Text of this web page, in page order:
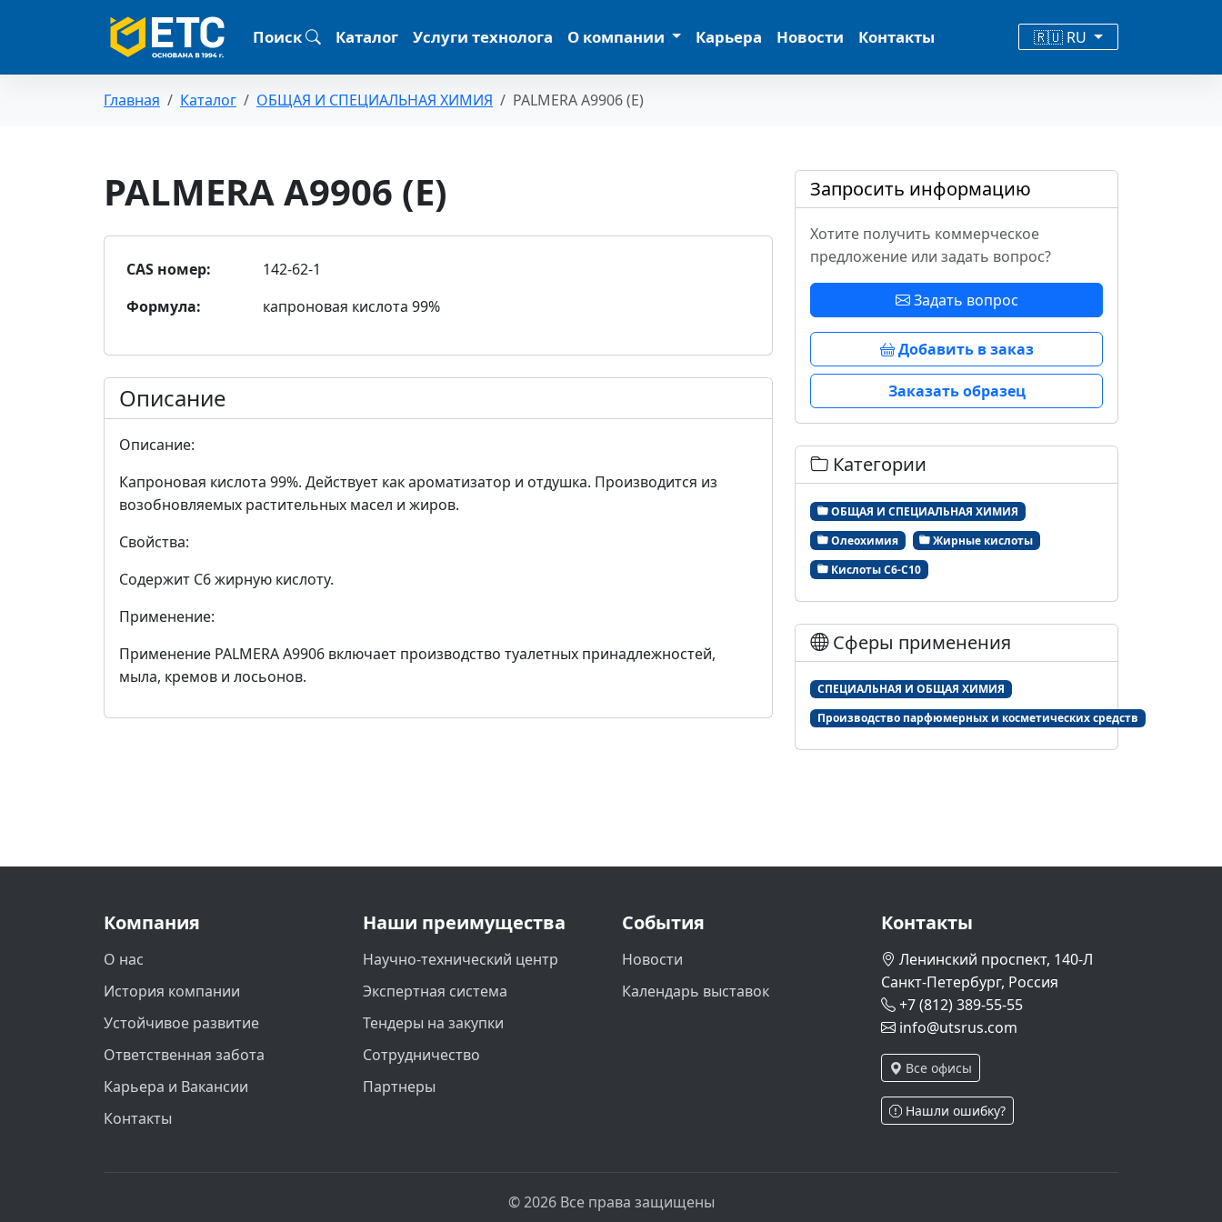
Поиск Каталог Услуги технолога О компании Карьера Новости Контакты 🇷🇺 RU
Главная Каталог ОБЩАЯ И СПЕЦИАЛЬНАЯ ХИМИЯ PALMERA A9906 (Е)
PALMERA A9906 (Е)
CAS номер:
142-62-1
Формула:
капроновая кислота 99%
Описание
Описание:
Капроновая кислота 99%. Действует как ароматизатор и отдушка. Производится из
возобновляемых растительных масел и жиров.
Свойства:
Содержит С6 жирную кислоту.
Применение:
Применение PALMERA A9906 включает производство туалетных принадлежностей,
мыла, кремов и лосьонов.
Запросить информацию
Хотите получить коммерческое
предложение или задать вопрос?
Задать вопрос
Добавить в заказ
Заказать образец
Категории
ОБЩАЯ И СПЕЦИАЛЬНАЯ ХИМИЯ
Олеохимия
Жирные кислоты
Кислоты С6-С10
Сферы применения
СПЕЦИАЛЬНАЯ И ОБЩАЯ ХИМИЯ
Производство парфюмерных и косметических средств
Компания
О нас
История компании
Устойчивое развитие
Ответственная забота
Карьера и Вакансии
Контакты
Наши преимущества
Научно-технический центр
Экспертная система
Тендеры на закупки
Сотрудничество
Партнеры
События
Новости
Календарь выставок
Контакты
Ленинский проспект, 140-Л
Санкт-Петербург, Россия
+7 (812) 389-55-55
info@utsrus.com
Все офисы
Нашли ошибку?
© 2026 Все права защищены